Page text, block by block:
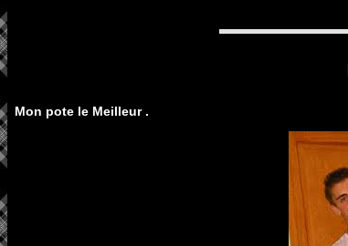
Mon pote le Meilleur .